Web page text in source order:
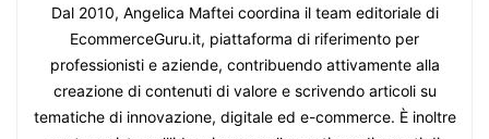
Dal 2010, Angelica Maftei coordina il team editoriale di
EcommerceGuru.it, piattaforma di riferimento per
professionisti e aziende, contribuendo attivamente alla
creazione di contenuti di valore e scrivendo articoli su
tematiche di innovazione, digitale ed e-commerce. È inoltre